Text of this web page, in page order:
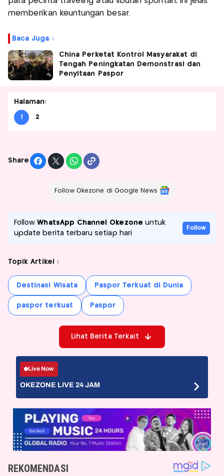
memberikan keuntungan besar.
Baca Juga :
China Perketat Kontrol Masyarakat di
Tengah Peningkatan Demonstrasi dan
Penyitaan Paspor
Halaman:
1 2
Share
Follow Okezone di Google News
FollowWhatsApp Channel Okezone untuk
update berita terbaru setiap hari
Follow
Topik Artikel :
Destinasi Wisata Paspor Terkuat di Dunia
paspor terkuat Paspor
Lihat Berita Terkait
Live Now
OKEZONE LIVE 24 JAM